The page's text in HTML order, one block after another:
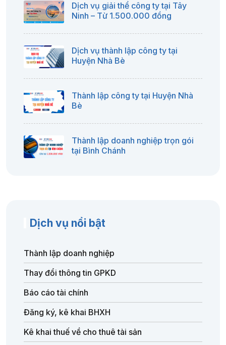
Dịch vụ giải thể công ty tại Tây
Ninh – Từ 1.500.000 đồng
Dịch vụ thành lập công ty tại
Huyện Nhà Bè
Thành lập công ty tại Huyện Nhà
Bè
Thành lập doanh nghiệp trọn gói
tại Bình Chánh
Dịch vụ nổi bật
Thành lập doanh nghiệp
Thay đổi thông tin GPKD
Báo cáo tài chính
Đăng ký, kê khai BHXH
Kê khai thuế về cho thuê tài sản